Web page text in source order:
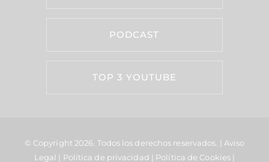
PODCAST
TOP 3 YOUTUBE
© Copyright 2026. Todos los derechos reservados. | Aviso
Legal | Política de privacidad | Política de Cookies |